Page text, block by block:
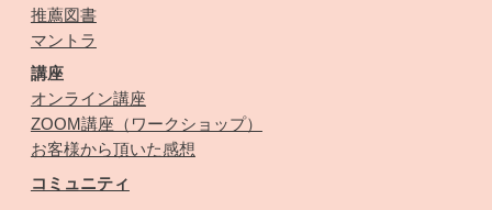
推薦図書
マントラ
講座
オンライン講座
ZOOM講座（ワークショップ）
お客様から頂いた感想
コミュニティ